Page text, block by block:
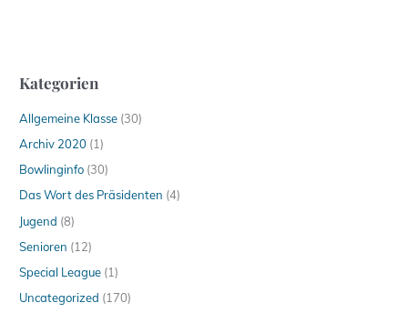
Kategorien
Allgemeine Klasse (30)
Archiv 2020 (1)
Bowlinginfo (30)
Das Wort des Präsidenten (4)
Jugend (8)
Senioren (12)
Special League (1)
Uncategorized (170)